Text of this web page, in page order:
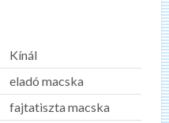
Kínál
eladó macska
fajtatiszta macska